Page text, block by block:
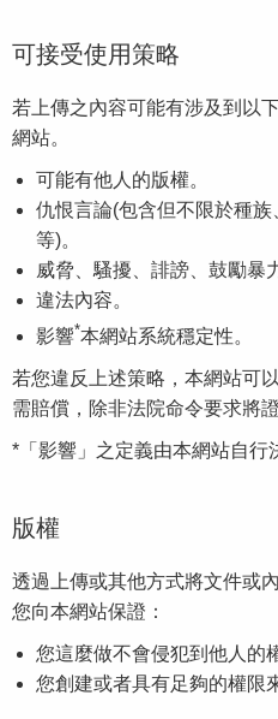
可接受使用策略
若上傳之內容可能有涉及到以
網站。
可能有他人的版權。
仇恨言論(包含但不限於種
等)。
威脅、騷擾、誹謗、鼓勵暴
違法內容。
影響*本網站系統穩定性。
若您違反上述策略，本網站可
需賠償，除非法院命令要求將
* 「影響」之定義由本網站自行
版權
透過上傳或其他方式將文件或
您向本網站保證：
您這麼做不會侵犯到他人的
您創建或者具有足夠的權限